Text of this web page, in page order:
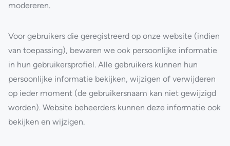
modereren.
Voor gebruikers die geregistreerd op onze website (indien
van toepassing), bewaren we ook persoonlijke informatie
in hun gebruikersprofiel. Alle gebruikers kunnen hun
persoonlijke informatie bekijken, wijzigen of verwijderen
op ieder moment (de gebruikersnaam kan niet gewijzigd
worden). Website beheerders kunnen deze informatie ook
bekijken en wijzigen.